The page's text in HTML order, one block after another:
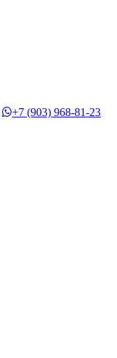
+7 (903) 968-81-23